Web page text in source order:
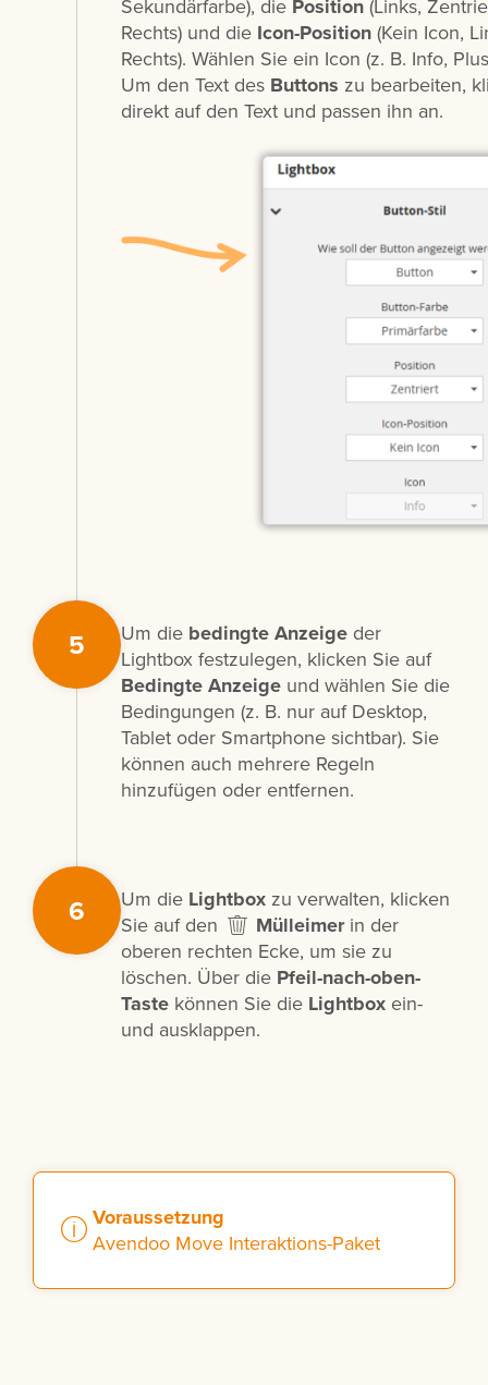
Sekundärfarbe), die Position(Links,
Rechts) und die Icon-Position(Kein Icon,
Rechts). Wählen Sie ein Icon (z. B. Info,
Um den Text des Buttons zu bearbeiten,
direkt auf den Text und passen ihn an.
5 Um die bedingte Anzeige der
Lightbox festzulegen, klicken Sie auf
Bedingte Anzeige und wählen Sie die
Bedingungen (z. B. nur auf Desktop,
Tablet oder Smartphone sichtbar). Sie
können auch mehrere Regeln
hinzufügen oder entfernen.
6 Um die Lightbox zu verwalten, klicken
Sie auf den
Mülleimerin der
oberen rechten Ecke, um sie zu
löschen. Über die Pfeil-nach-oben-
Taste können Sie die Lightbox ein-
und ausklappen.
Voraussetzung
Avendoo Move Interaktions-Paket